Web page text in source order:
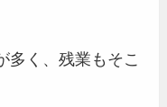
多く、残業もそこ